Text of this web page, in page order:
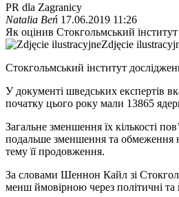
PR dla Zagranicy
Natalia Beń 17.06.2019 11:26
Як оцінив Стокгольмський
Zdjęcie
Стокгольмський інститут
У документі шведських експертів
початку цього року мали 13865
Загальне зменшення їх кількості
подальше зменшення та обмеження
тему її продовження.
За словами Шеннон Кайл зі
менш ймовірною через політичні